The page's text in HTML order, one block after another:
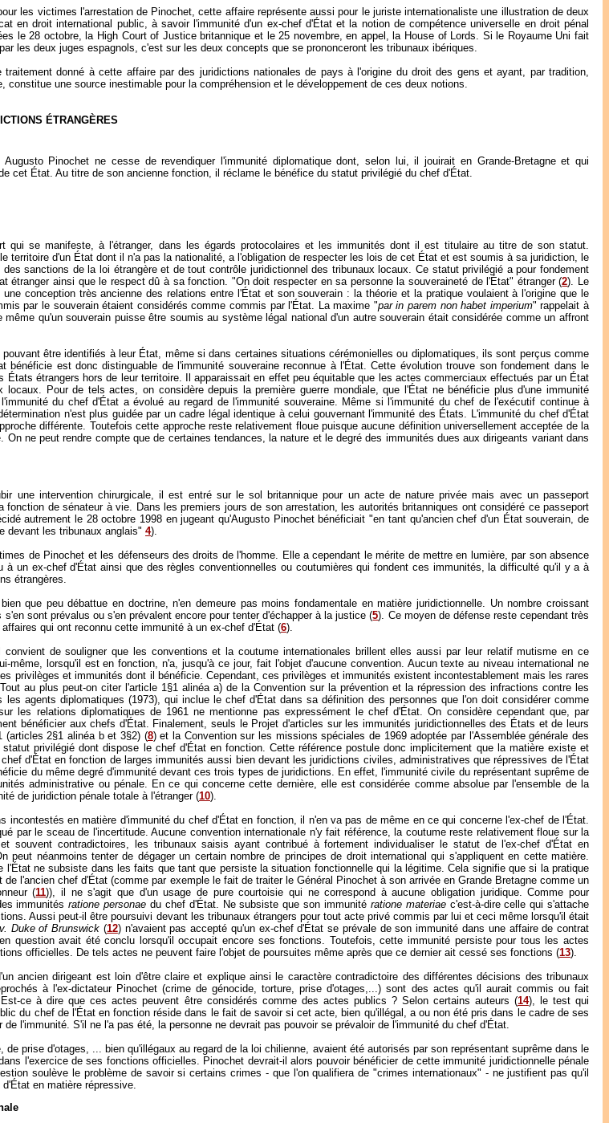
les victimes l'arrestation de Pinochet, cette affaire représente aussi pour le juriste internationaliste une illustration de deux
en droit international public, à savoir l'immunité d'un ex-chef d'État et la notion de compétence universelle en droit pénal
le 28 octobre, la High Court of Justice britannique et le 25 novembre, en appel, la House of Lords. Si le Royaume Uni fait
les deux juges espagnols, c'est sur les deux concepts que se prononceront les tribunaux ibériques.
donné à cette affaire par des juridictions nationales de pays à l'origine du droit des gens et ayant, par tradition,
une source inestimable pour la compréhension et le développement de ces deux notions.
ÉTRANGÈRES
Pinochet ne cesse de revendiquer l'immunité diplomatique dont, selon lui, il jouirait en Grande-Bretagne et qui
cet État. Au titre de son ancienne fonction, il réclame le bénéfice du statut privilégié du chef d'État.
qui se manifeste, à l'étranger, dans les égards protocolaires et les immunités dont il est titulaire au titre de son statut.
territoire d'un État dont il n'a pas la nationalité, a l'obligation de respecter les lois de cet État et est soumis à sa juridiction, le
sanctions de la loi étrangère et de tout contrôle juridictionnel des tribunaux locaux. Ce statut privilégié a pour fondement
étranger ainsi que le respect dû à sa fonction. "On doit respecter en sa personne la souveraineté de l'État" étranger (2). Le
conception très ancienne des relations entre l'État et son souverain : la théorie et la pratique voulaient à l'origine que le
par le souverain étaient considérés comme commis par l'État. La maxime "par in parem non habet imperium" rappelait à
qu'un souverain puisse être soumis au système légal national d'un autre souverain était considérée comme un affront
être identifiés à leur État, même si dans certaines situations cérémonielles ou diplomatiques, ils sont perçus comme
bénéficie est donc distinguable de l'immunité souveraine reconnue à l'État. Cette évolution trouve son fondement dans le
étrangers hors de leur territoire. Il apparaissait en effet peu équitable que les actes commerciaux effectués par un État
locaux. Pour de tels actes, on considère depuis la première guerre mondiale, que l'État ne bénéficie plus d'une immunité
du chef d'État a évolué au regard de l'immunité souveraine. Même si l'immunité du chef de l'exécutif continue à
n'est plus guidée par un cadre légal identique à celui gouvernant l'immunité des États. L'immunité du chef d'État
différente. Toutefois cette approche reste relativement floue puisque aucune définition universellement acceptée de la
ne peut rendre compte que de certaines tendances, la nature et le degré des immunités dues aux dirigeants variant dans
une intervention chirurgicale, il est entré sur le sol britannique pour un acte de nature privée mais avec un passeport
de sénateur à vie. Dans les premiers jours de son arrestation, les autorités britanniques ont considéré ce passeport
autrement le 28 octobre 1998 en jugeant qu'Augusto Pinochet bénéficiait "en tant qu'ancien chef d'un État souverain, de
devant les tribunaux anglais" 4).
de Pinochet et les défenseurs des droits de l'homme. Elle a cependant le mérite de mettre en lumière, par son absence
un ex-chef d'État ainsi que des règles conventionnelles ou coutumières qui fondent ces immunités, la difficulté qu'il y a à
étrangères.
que peu débattue en doctrine, n'en demeure pas moins fondamentale en matière juridictionnelle. Un nombre croissant
sont prévalus ou s'en prévalent encore pour tenter d'échapper à la justice (5). Ce moyen de défense reste cependant très
qui ont reconnu cette immunité à un ex-chef d'État (6).
de souligner que les conventions et la coutume internationales brillent elles aussi par leur relatif mutisme en ce
lorsqu'il est en fonction, n'a, jusqu'à ce jour, fait l'objet d'aucune convention. Aucun texte au niveau international ne
privilèges et immunités dont il bénéficie. Cependant, ces privilèges et immunités existent incontestablement mais les rares
au plus peut-on citer l'article 1§1 alinéa a) de la Convention sur la prévention et la répression des infractions contre les
agents diplomatiques (1973), qui inclue le chef d'État dans sa définition des personnes que l'on doit considérer comme
les relations diplomatiques de 1961 ne mentionne pas expressément le chef d'État. On considère cependant que, par
bénéficier aux chefs d'État. Finalement, seuls le Projet d'articles sur les immunités juridictionnelles des États et de leurs
(articles 2§1 alinéa b et 3§2) (8) et la Convention sur les missions spéciales de 1969 adoptée par l'Assemblée générale des
privilégié dont dispose le chef d'État en fonction. Cette référence postule donc implicitement que la matière existe et
d'État en fonction de larges immunités aussi bien devant les juridictions civiles, administratives que répressives de l'État
du même degré d'immunité devant ces trois types de juridictions. En effet, l'immunité civile du représentant suprême de
administrative ou pénale. En ce qui concerne cette dernière, elle est considérée comme absolue par l'ensemble de la
de juridiction pénale totale à l'étranger (10).
incontestés en matière d'immunité du chef d'État en fonction, il n'en va pas de même en ce qui concerne l'ex-chef de l'État.
par le sceau de l'incertitude. Aucune convention internationale n'y fait référence, la coutume reste relativement floue sur la
souvent contradictoires, les tribunaux saisis ayant contribué à fortement individualiser le statut de l'ex-chef d'État en
peut néanmoins tenter de dégager un certain nombre de principes de droit international qui s'appliquent en cette matière.
l'État ne subsiste dans les faits que tant que persiste la situation fonctionnelle qui la légitime. Cela signifie que si la pratique
l'ancien chef d'État (comme par exemple le fait de traiter le Général Pinochet à son arrivée en Grande Bretagne comme un
(11)), il ne s'agit que d'un usage de pure courtoisie qui ne correspond à aucune obligation juridique. Comme pour
immunitésratione personae du chef d'État. Ne subsiste que son immunité ratione materiaec'est-à-dire celle qui s'attache
Aussi peut-il être poursuivi devant les tribunaux étrangers pour tout acte privé commis par lui et ceci même lorsqu'il était
Duke of Brunswick (12) n'avaient pas accepté qu'un ex-chef d'État se prévale de son immunité dans une affaire de contrat
question avait été conclu lorsqu'il occupait encore ses fonctions. Toutefois, cette immunité persiste pour tous les actes
officielles. De tels actes ne peuvent faire l'objet de poursuites même après que ce dernier ait cessé ses fonctions (13).
ancien dirigeant est loin d'être claire et explique ainsi le caractère contradictoire des différentes décisions des tribunaux
à l'ex-dictateur Pinochet (crime de génocide, torture, prise d'otages,...) sont des actes qu'il aurait commis ou fait
ce à dire que ces actes peuvent être considérés comme des actes publics ? Selon certains auteurs (14), le test qui
du chef de l'État en fonction réside dans le fait de savoir si cet acte, bien qu'illégal, a ou non été pris dans le cadre de ses
l'immunité. S'il ne l'a pas été, la personne ne devrait pas pouvoir se prévaloir de l'immunité du chef d'État.
prise d'otages, ... bien qu'illégaux au regard de la loi chilienne, avaient été autorisés par son représentant suprême dans le
l'exercice de ses fonctions officielles. Pinochet devrait-il alors pouvoir bénéficier de cette immunité juridictionnelle pénale
soulève le problème de savoir si certains crimes - que l'on qualifiera de "crimes internationaux" - ne justifient pas qu'il
en matière répressive.